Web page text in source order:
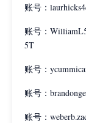
账号：
账号：
5T
账号：
账号：
账号：